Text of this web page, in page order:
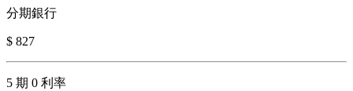
分期銀行
$ 827
5 期 0 利率